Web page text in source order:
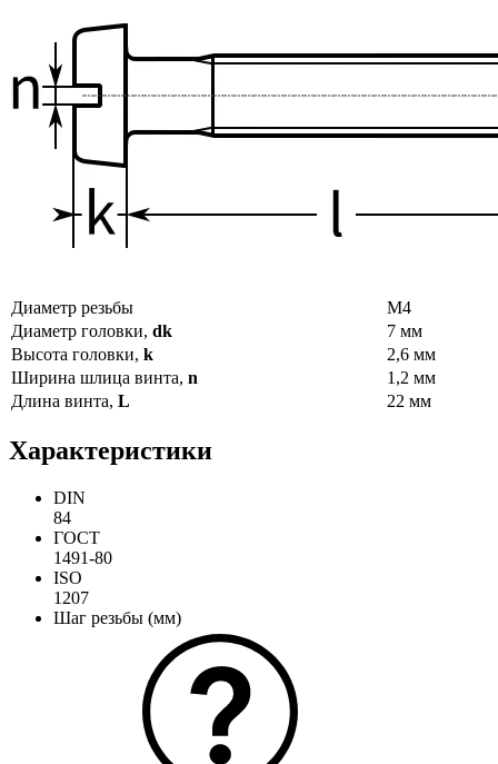
Диаметр резьбы
М4
Диаметр головки, dk
7 мм
Высота головки, k
2,6 мм
Ширина шлица винта, n
1,2 мм
Длина винта, L 22 мм
Характеристики
DIN
84
ГОСТ
1491-80
ISO
1207
Шаг резьбы (мм)